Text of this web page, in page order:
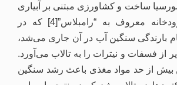
مورسیا ساخت و کشاورزی مبتنی بر آبیاری
آغاز شد. بستر رودخانه معروف به “رامبلاس”[4] که در
بارندگی سنگین آب در آن جاری می‌شد،
از فسفات و نیترات را به تالاب می‌آورد.
بیش از حد مواد مغذی باعث رشد سنگین